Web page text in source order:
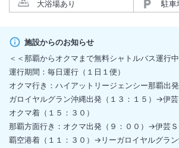
大浴場あり 駐車
施設からのお知らせ
＜＜那覇からオクマまで無料シャトルバス運行
運行期間：毎日運行（１日１便）
オクマ行き：ハイアットリージェンシー那覇出
ガロイヤルグラン沖縄出発（１３：１５）→伊
オクマ着（１５：３０）
那覇方面行き：オクマ出発（９：００）→伊芸
覇空港着（１１：３０）→リーガロイヤルグラン